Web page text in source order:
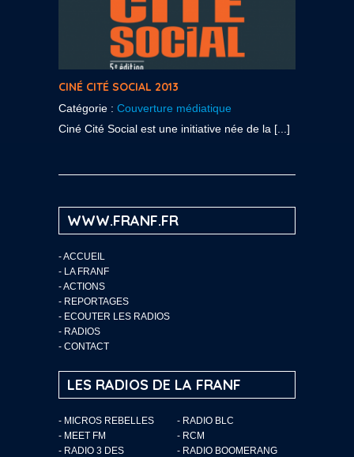
CINÉ CITÉ SOCIAL 2013
Catégorie : Couverture médiatique
Ciné Cité Social est une initiative née de la [...]
WWW.FRANF.FR
-ACCUEIL
- LA FRANF
-ACTIONS
- REPORTAGES
- ECOUTER LES RADIOS
- RADIOS
- CONTACT
LES RADIOS DE LA FRANF
- MICROS REBELLES
- RADIO BLC
- MEET FM
- RCM
- RADIO 3 DES
- RADIO BOOMERANG